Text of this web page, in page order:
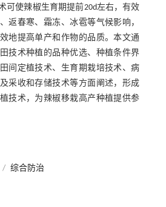
可使辣椒生育期提前20d左右，有效
返春寒、霜冻、冰雹等气候影响，
地提高单产和作物的品质。本文通
技术种植的品种优选、种植条件界
间定植技术、生育期栽培技术、病
采收和存储技术等方面阐述，形成
技术，为辣椒移栽高产种植提供参
/ 综合防治